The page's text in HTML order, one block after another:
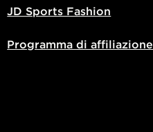
JD Sports Fashion
Programma di affiliazione